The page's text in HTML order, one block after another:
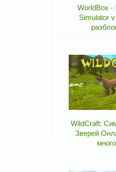
WorldBox -
Simulator
WildCraft:
Зверей